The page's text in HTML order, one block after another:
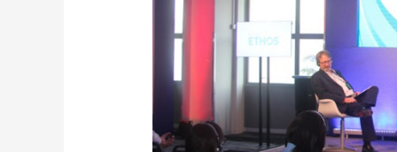
debatida
Conferência
Ethos
20
anos